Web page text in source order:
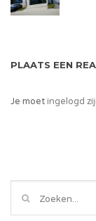
PLAATS EEN
Je moetingelogd